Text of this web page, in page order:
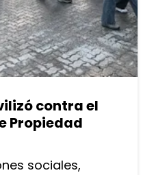
contra el
Propiedad
sociales,